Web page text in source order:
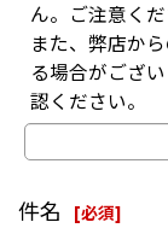
ん。ご注意くだ
また、弊店か
る場合がござ
認ください。
件名 [必須]